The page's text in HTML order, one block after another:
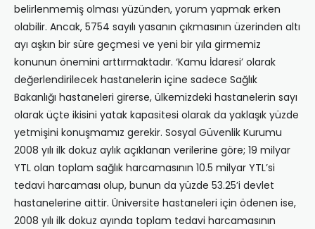
belirlenmemiş olması yüzünden, yorum yapmak erken
olabilir. Ancak, 5754 sayılı yasanın çıkmasının üzerinden altı
ayı aşkın bir süre geçmesi ve yeni bir yıla girmemiz
konunun önemini arttırmaktadır. ‘Kamu İdaresi’ olarak
değerlendirilecek hastanelerin içine sadece Sağlık
Bakanlığı hastaneleri girerse, ülkemizdeki hastanelerin sayı
olarak üçte ikisini yatak kapasitesi olarak da yaklaşık yüzde
yetmişini konuşmamız gerekir. Sosyal Güvenlik Kurumu
2008 yılı ilk dokuz aylık açıklanan verilerine göre; 19 milyar
YTL olan toplam sağlık harcamasının 10.5 milyar YTL’si
tedavi harcaması olup, bunun da yüzde 53.25’i devlet
hastanelerine aittir. Üniversite hastaneleri için ödenen ise,
2008 yılı ilk dokuz ayında toplam tedavi harcamasının